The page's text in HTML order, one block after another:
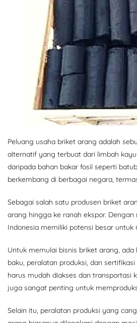
Peluang usaha briket arang adalah
alternatif yang terbuat dari limbah
daripada bahan bakar fosil seperti
berkembang di berbagai negara,
Sebagai salah satu produsen briket
arang hingga ke ranah ekspor.
Indonesia memiliki potensi besar
Untuk memulai bisnis briket arang,
baku, peralatan produksi, dan
harus mudah diakses dan transportasi
juga sangat penting untuk
Selain itu, peralatan produksi yang